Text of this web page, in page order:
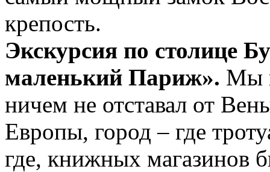
крепость.
Экскурсия по столице
маленький Париж». Мы
ничем не отставал от
Европы, город – где
где, книжных магазинов